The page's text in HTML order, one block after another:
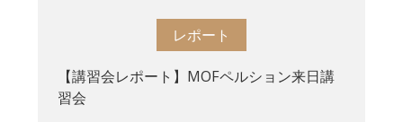
レポート
【講習会レポート】MOFペルション来日講
習会